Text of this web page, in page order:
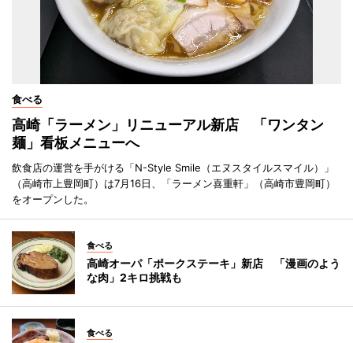
食べる
高崎「ラーメン」リニューアル新店 「ワンタン
麺」看板メニューへ
飲食店の運営を手がける「N-Style Smile（エヌスタイルスマイル）」
（高崎市上豊岡町）は7月16日、「ラーメン喜重軒」（高崎市豊岡町）
をオープンした。
食べる
高崎オーパ「ポークステーキ」新店 「漫画のよう
な肉」2キロ挑戦も
食べる